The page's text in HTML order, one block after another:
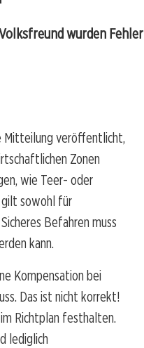
wurden Fehler
Mitteilung veröffentlicht,
Zonen
wie Teer- oder
gilt sowohl für
Befahren muss
kann.
Kompensation bei
Das ist nicht korrekt!
Richtplan festhalten.
lediglich